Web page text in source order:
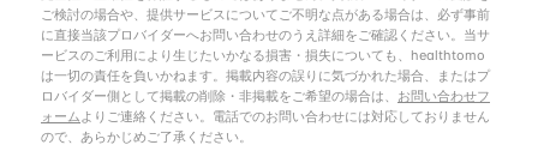
ご検討の場合や、提供サービスについてご不明な点がある場合は、必ず事前
に直接当該プロバイダーへお問い合わせのうえ詳細をご確認ください。当サ
ービスのご利用により生じたいかなる損害・損失についても、healthtomo
は一切の責任を負いかねます。掲載内容の誤りに気づかれた場合、またはプ
ロバイダー側として掲載の削除・非掲載をご希望の場合は、 お問い合わせフ
ォームよりご連絡ください。電話でのお問い合わせには対応しておりません
ので、あらかじめご了承ください。